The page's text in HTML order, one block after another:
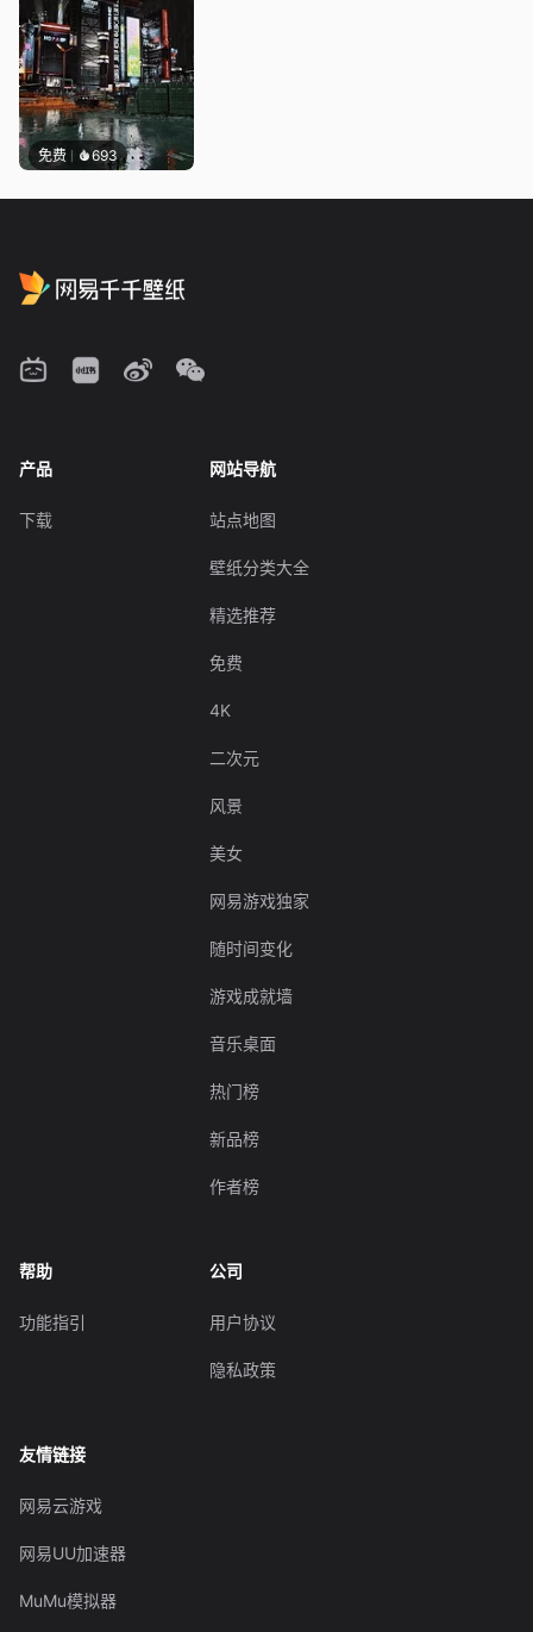
免费 693
产品
下载
网站导航
站点地图
壁纸分类大全
精选推荐
免费
4K
二次元
风景
美女
网易游戏独家
随时间变化
游戏成就墙
音乐桌面
热门榜
新品榜
作者榜
帮助
功能指引
公司
用户协议
隐私政策
友情链接
网易云游戏
网易UU加速器
MuMu模拟器